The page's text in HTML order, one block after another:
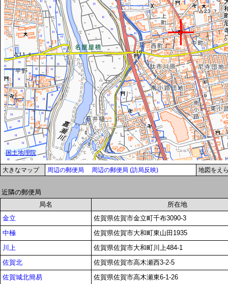
大きなマップ 周辺の郵便局 周辺の郵便局 (訪局反映) 地図をえ
近隣の郵便局
局名
所在地
金立
佐賀県佐賀市金立町千布3090-3
中極
佐賀県佐賀市大和町東山田1935
川上
佐賀県佐賀市大和町川上484-1
佐賀北
佐賀県佐賀市高木瀬西3-2-5
佐賀城北簡易
佐賀県佐賀市高木瀬東6-1-26